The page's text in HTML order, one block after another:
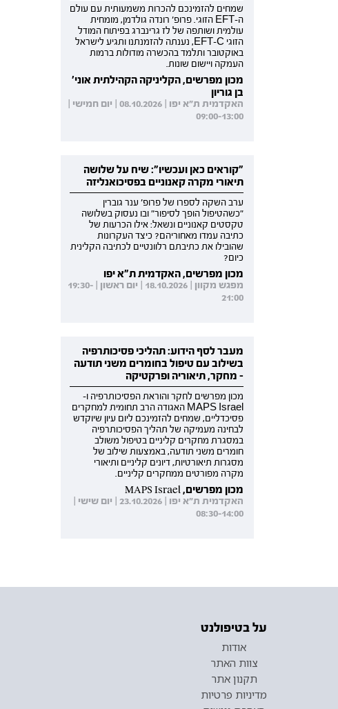
שמחים להזמינכם להכרות משמעותית עם עולם
ה-EFT הזוגי. פרופ' רונדה גולדמן, מומחית
עולמית ושותפה של לז גרינברג בפיתוח המודל
הזוגי EFT-C, נענתה להזמנתנו ותגיע לישראל
באוקטובר ותלמד בהכשרה מודולות ברמות
העמקה ויישום שונות.
מכון מפרשים, הקליניקה הקהילתית אוני'
בן גוריון
האקדמית ת"א יפו | 08.10.2026 | יום חמישי |
09:00-13:00
"קוראים כאן ועכשיו": שיח על שלושה
תיאורי מקרה קאנוניים בפסיכואנליזה
ערב השקה לספרו של פרופ' ענר גוברין
"כשהטיפול הופך לסיפור" ובו נעסוק בשלושה
טקסטים קאנוניים ונשאל: אילו הכרעות של
כתיבה עמדו מאחוריהם? כיצד העקרונות
שהובילו את כתיבתם רלוונטיים לכתיבה הקלינית
כיום?
מכון מפרשים, האקדמית ת"א יפו
מפגש מקוון | 18.10.2026 | יום ראשון | 19:30-
21:00
מעבר לסף הידוע: תהליכי פסיכותרפיה
בשילוב עם טיפול בחומרים משני תודעה
- מחקר, תיאוריה ופרקטיקה
מכון מפרשים לחקר והוראת הפסיכותרפיה ו-
MAPS Israel האגודה הרב תחומית למחקרים
פסיכדליים, שמחים להזמינכם ליום עיון שיוקדש
לבחינה מעמיקה של תהליך הפסיכותרפיה
במסגרת מחקרים קליניים בטיפול משולב
חומרים משני תודעה, באמצעות שילוב של
מסגרות תיאורטיות, דיונים קליניים ותיאורי
מקרה מפורטים ממחקרים קליניים.
מכון מפרשים, MAPS Israel
האקדמית ת"א יפו | 23.10.2026 | יום שישי |
08:30-14:00
על בטיפולנט
אודות
צוות האתר
תקנון אתר
מדיניות פרטיות